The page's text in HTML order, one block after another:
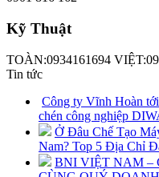
Kỹ Thuật
TOÀN:0934161694
Tin tức
Công ty Vĩnh Hoàn tới
chén công nghiệp
Ở Đâu Chế Tạo
Nam? Top 5 Địa Chỉ
BNI VIỆT NAM –